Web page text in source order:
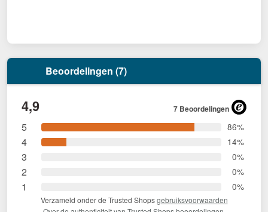
Beoordelingen (7)
4,9 7 Beoordelingen
5 86%
4 14%
3 0%
2 0%
1 0%
Verzameld onder de Trusted Shopsgebruiksvoorwaarden